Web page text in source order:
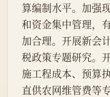
算编制水平。加强
和资金集中管理，
加合理。开展新会
税政策专题研究。
施工程成本、预算
直供农网维管费等